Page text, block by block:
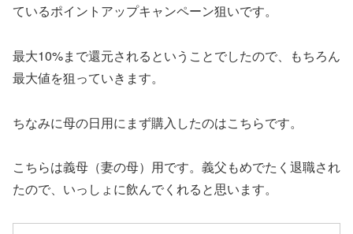
ているポイントアップキャンペーン狙いです。
最大10%まで還元されるということでしたので、もちろん
最大値を狙っていきます。
ちなみに母の日用にまず購入したのはこちらです。
こちらは義母（妻の母）用です。義父もめでたく退職され
たので、いっしょに飲んでくれると思います。